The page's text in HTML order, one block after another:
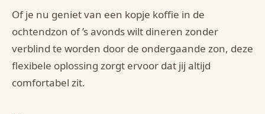
Of je nu geniet van een kopje koffie in de
ochtendzon of ’s avonds wilt dineren zonder
verblind te worden door de ondergaande zon, deze
flexibele oplossing zorgt ervoor dat jij altijd
comfortabel zit.